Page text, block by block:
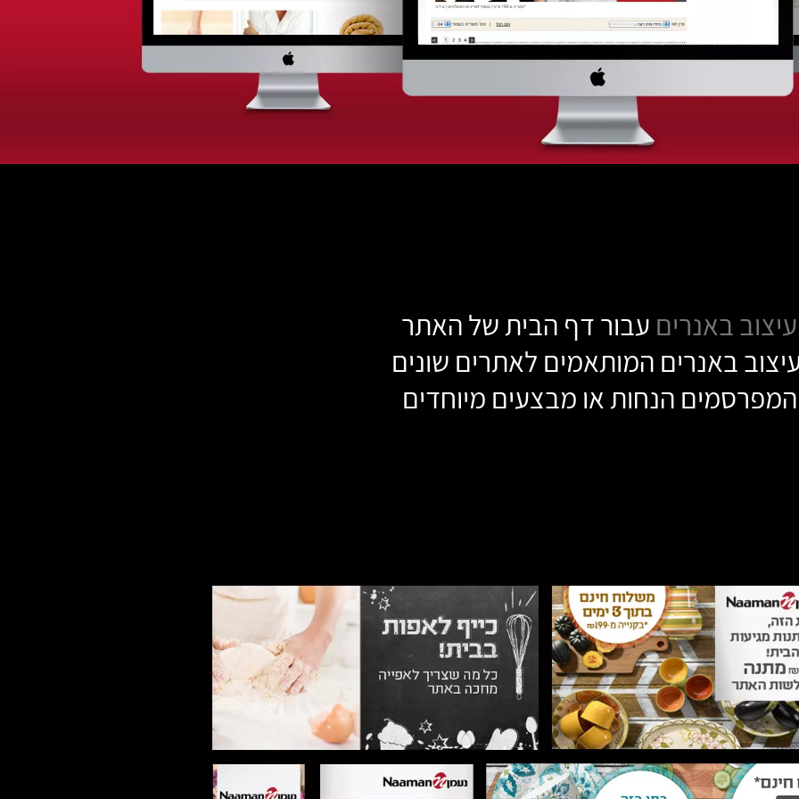
עיצוב באנרים עבור דף הבית של האתר
באנרים המותאמים לאתרים שונים
המפרסמים הנחות או מבצעים מיוחדים